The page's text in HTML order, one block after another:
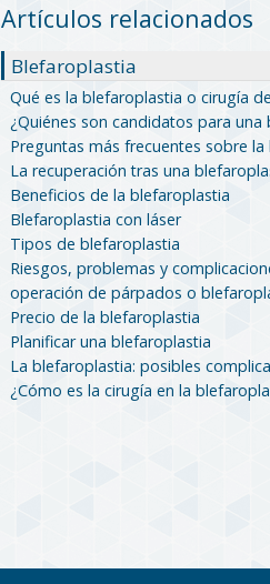
Artículos relacionados
Blefaroplastia
Qué es la blefaroplastia o cirugía
¿Quiénes son candidatos para una
Preguntas más frecuentes sobre
La recuperación tras una
Beneficios de la blefaroplastia
Blefaroplastia con láser
Tipos de blefaroplastia
Riesgos, problemas y
operación de párpados o
Precio de la blefaroplastia
Planificar una blefaroplastia
La blefaroplastia: posibles
¿Cómo es la cirugía en la